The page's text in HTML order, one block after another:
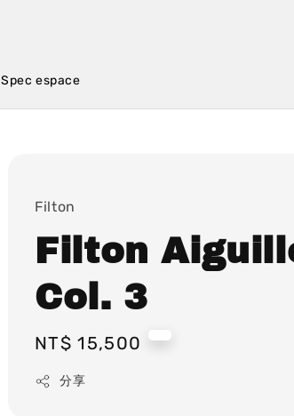
Spec espace
Filton
Filton
Col. 3
Regular
price
NT$ 15,500
分享